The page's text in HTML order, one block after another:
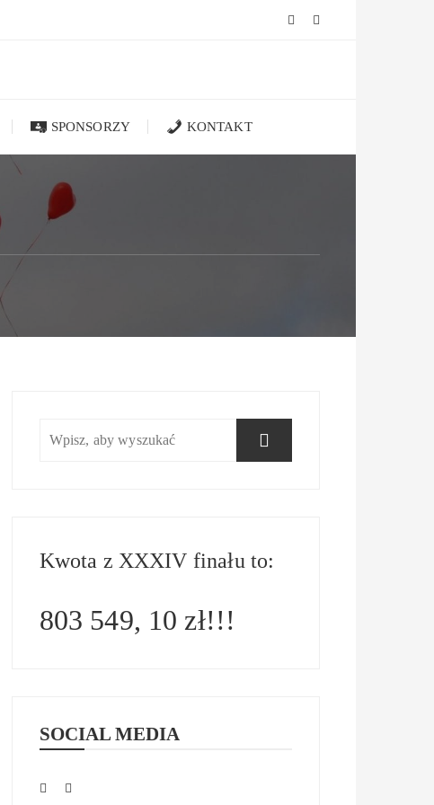
SPONSORZY KONTAKT
Kwota z XXXIV finału to:
803 549, 10 zł!!!
SOCIAL MEDIA